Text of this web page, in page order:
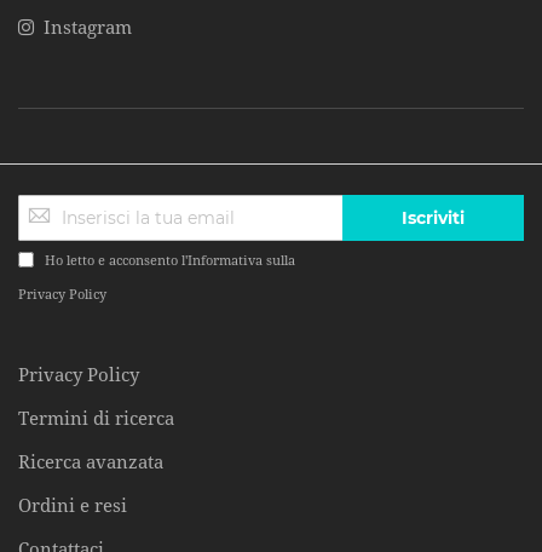
Instagram
Ho letto e acconsento l'Informativa sulla
Privacy Policy
Iscriviti
Privacy Policy
Termini di ricerca
Ricerca avanzata
Ordini e resi